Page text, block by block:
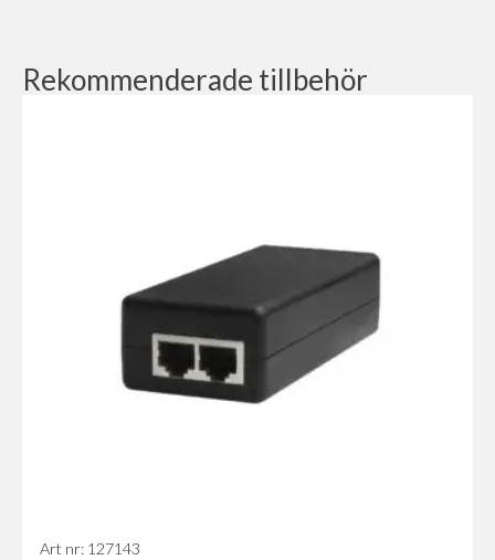
Rekommenderade tillbehör
Art nr: 127143